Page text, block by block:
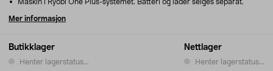
Butikklager
Henter lagerstatus...
Nettlager
Henter lagerstatus...
Maskin i Ryobi One Plus-systemet. Batteri og lader selges separat.
Mer informasjon